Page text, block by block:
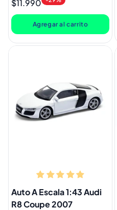
habitual
de
oferta
$11.990
Agregar al carrito
Auto A Escala 1:43 Audi
R8 Coupe 2007